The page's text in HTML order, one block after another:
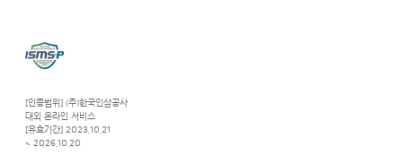
[인증범위] (주)한국인삼공사
대외 온라인 서비스
[유효기간] 2023.10.21
~ 2026.10.20